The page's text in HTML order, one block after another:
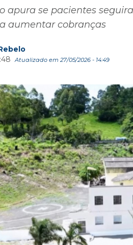
apura se pacientes
aumentar cobranças
Atualizado em 27/05/2026 - 14:49